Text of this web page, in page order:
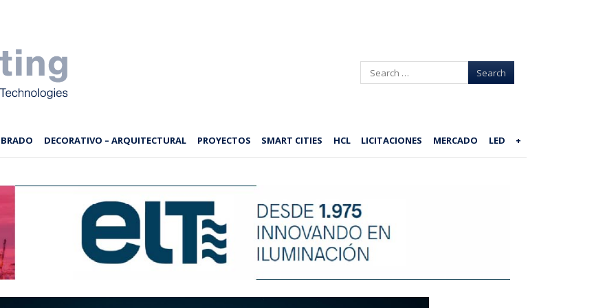
Search
DECORATIVO – ARQUITECTURAL PROYECTOS SMART CITIES HCL LICITACIONES MERCADO LED +